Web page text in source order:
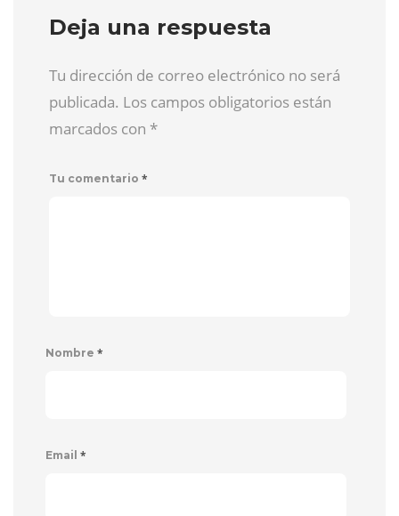
Deja una respuesta
Tu dirección de correo electrónico no será
publicada. Los campos obligatorios están
marcados con *
Tu comentario *
Nombre *
Email *